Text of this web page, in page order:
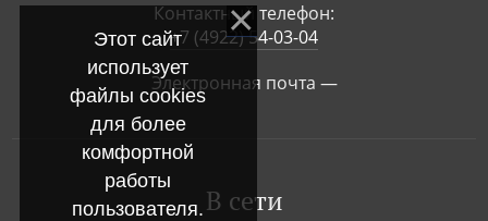
Контактный телефон:
+7 (4922) 54-03-04
Электронная почта —
В сети
Этот сайт
использует
файлы cookies
для более
комфортной
работы
пользователя.